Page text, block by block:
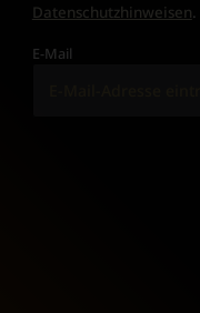
Datenschutzhinweisen.
E-Mail